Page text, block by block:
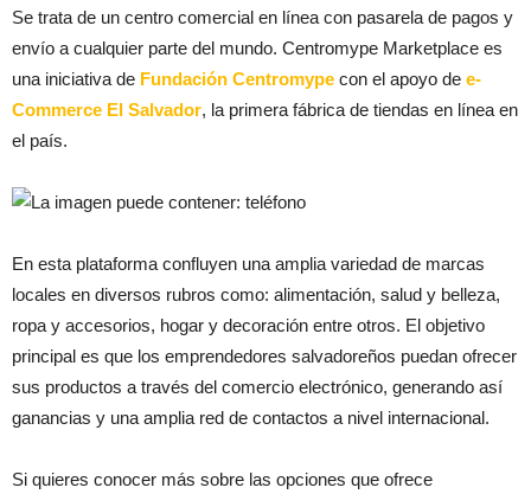
Se trata de un centro comercial en línea con pasarela de pagos y
envío a cualquier parte del mundo. Centromype Marketplace es
una iniciativa de Fundación Centromype con el apoyo de e-
Commerce El Salvador, la primera fábrica de tiendas en línea en
el país.
En esta plataforma confluyen una amplia variedad de marcas
locales en diversos rubros como: alimentación, salud y belleza,
ropa y accesorios, hogar y decoración entre otros. El objetivo
principal es que los emprendedores salvadoreños puedan ofrecer
sus productos a través del comercio electrónico, generando así
ganancias y una amplia red de contactos a nivel internacional.
Si quieres conocer más sobre las opciones que ofrece